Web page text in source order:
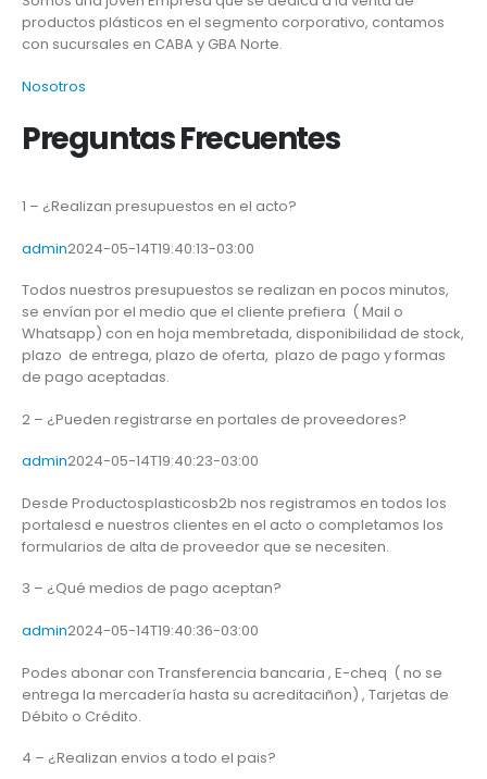
productos plásticos en el segmento corporativo, contamos
con sucursales en CABA y GBA Norte.
Nosotros
Preguntas Frecuentes
1 – ¿Realizan presupuestos en el acto?
admin2024-05-14T19:40:13-03:00
Todos nuestros presupuestos se realizan en pocos minutos,
se envían por el medio que el cliente prefiera ( Mail o
Whatsapp) con en hoja membretada, disponibilidad de stock,
plazo de entrega, plazo de oferta, plazo de pago y formas
de pago aceptadas.
2 – ¿Pueden registrarse en portales de proveedores?
admin2024-05-14T19:40:23-03:00
Desde Productosplasticosb2b nos registramos en todos los
portalesd e nuestros clientes en el acto o completamos los
formularios de alta de proveedor que se necesiten.
3 – ¿Qué medios de pago aceptan?
admin2024-05-14T19:40:36-03:00
Podes abonar con Transferencia bancaria , E-cheq ( no se
entrega la mercadería hasta su acreditaciñon) , Tarjetas de
Débito o Crédito.
4 – ¿Realizan envios a todo el pais?